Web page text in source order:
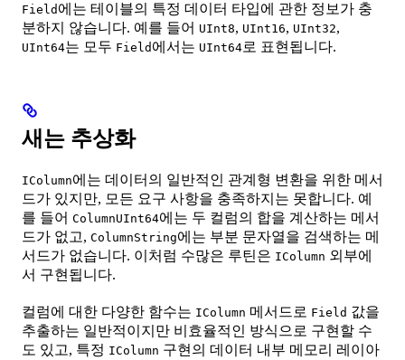
Field 에는 테이블의 특정 데이터 타입에 관한 정보가 충
분하지 않습니다. 예를 들어 UInt8, UInt16, UInt32,
UInt64는 모두 Field 에서는 UInt64로 표현됩니다.
새는 추상화
IColumn에는 데이터의 일반적인 관계형 변환을 위한 메서
드가 있지만, 모든 요구 사항을 충족하지는 못합니다. 예
를 들어 ColumnUInt64에는 두 컬럼의 합을 계산하는 메서
드가 없고, ColumnString에는 부분 문자열을 검색하는 메
서드가 없습니다. 이처럼 수많은 루틴은 IColumn 외부에
서 구현됩니다.
컬럼에 대한 다양한 함수는 IColumn 메서드로 Field 값을
추출하는 일반적이지만 비효율적인 방식으로 구현할 수
도 있고, 특정 IColumn 구현의 데이터 내부 메모리 레이아